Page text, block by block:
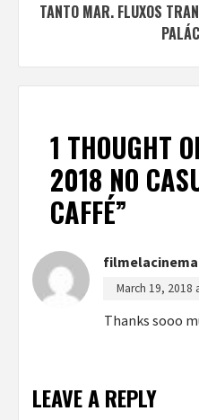
TANTO MAR. FLUXOS
1 THOUGHT
2018 NO
CAFFÉ”
filmelacinema
March 19, 2018
Thanks sooo
LEAVE A REPLY